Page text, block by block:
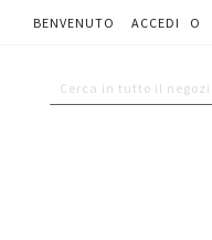
BENVENUTO ACCEDI